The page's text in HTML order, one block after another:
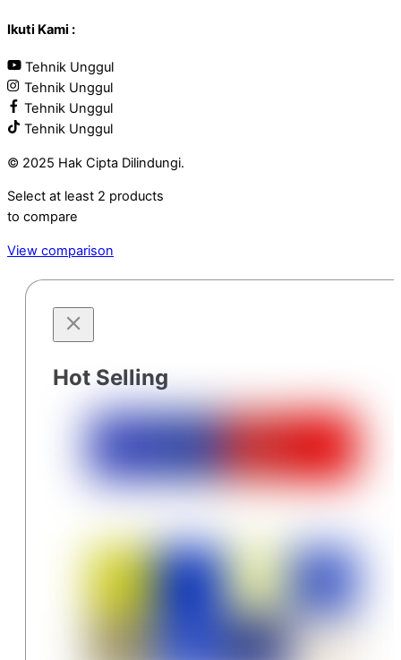
Ikuti Kami :
Tehnik Unggul
Tehnik Unggul
Tehnik Unggul
Tehnik Unggul
© 2025 Hak Cipta Dilindungi.
Select at least 2 products
to compare
View comparison
Hot Selling